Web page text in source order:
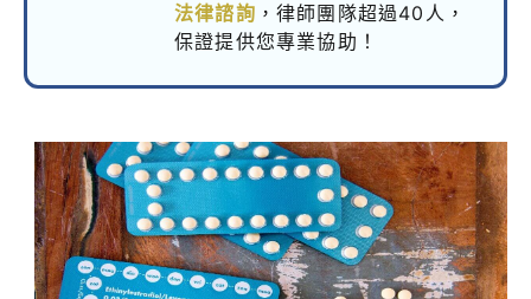
法律諮詢 ，律師團隊超過40人，
保證提供您專業協助！